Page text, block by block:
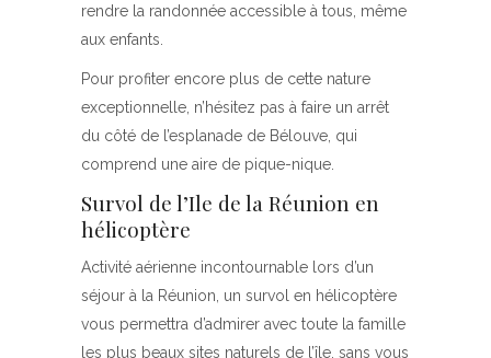
rendre la randonnée accessible à tous, même
aux enfants.
Pour profiter encore plus de cette nature
exceptionnelle, n’hésitez pas à faire un arrêt
du côté de l’esplanade de Bélouve, qui
comprend une aire de pique-nique.
Survol de l’Ile de la Réunion en
hélicoptère
Activité aérienne incontournable lors d’un
séjour à la Réunion, un survol en hélicoptère
vous permettra d’admirer avec toute la famille
les plus beaux sites naturels de l’île, sans vous